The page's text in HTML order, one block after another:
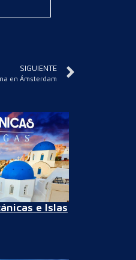
SIGUIENTE
en Ámsterdam
e Islas